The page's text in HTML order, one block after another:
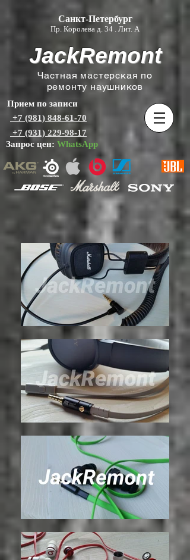
Санкт-Петербург
Пр. Королева д. 34 . Лит. А
JackRemont
Частная мастерская по
ремонту наушников
+7 (931) 229-98-17
+7 (981) 848-61-70
Прием по записи
Запрос цен: WhatsApp